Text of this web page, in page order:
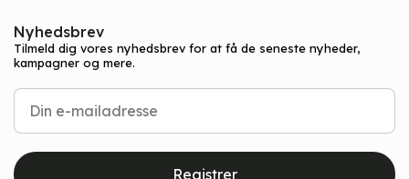
Nyhedsbrev
Tilmeld dig vores nyhedsbrev for at få de seneste nyheder,
kampagner og mere.
Registrer